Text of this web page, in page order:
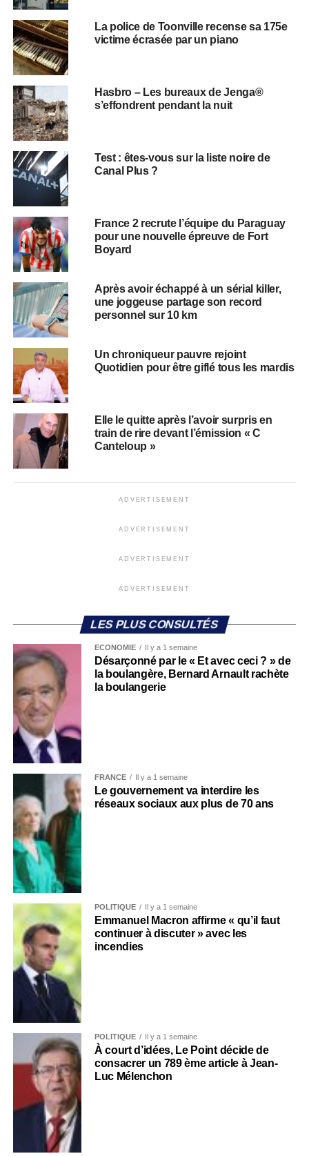
La police de Toonville recense sa 175e
victime écrasée par un piano
Hasbro – Les bureaux de Jenga®
s’effondrent pendant la nuit
Test : êtes-vous sur la liste noire de
Canal Plus ?
France 2 recrute l’équipe du Paraguay
pour une nouvelle épreuve de Fort
Boyard
Après avoir échappé à un sérial killer,
une joggeuse partage son record
personnel sur 10 km
Un chroniqueur pauvre rejoint
Quotidien pour être giflé tous les mardis
Elle le quitte après l’avoir surpris en
train de rire devant l’émission « C
Canteloup »
ADVERTISEMENT
ADVERTISEMENT
ADVERTISEMENT
ADVERTISEMENT
LES PLUS CONSULTÉS
ECONOMIE Il y a 1 semaine
Désarçonné par le « Et avec ceci ? » de
la boulangère, Bernard Arnault rachète
la boulangerie
FRANCE Il y a 1 semaine
Le gouvernement va interdire les
réseaux sociaux aux plus de 70 ans
POLITIQUE Il y a 1 semaine
Emmanuel Macron affirme « qu’il faut
continuer à discuter » avec les
incendies
POLITIQUE Il y a 1 semaine
À court d’idées, Le Point décide de
consacrer un 789 ème article à Jean-
Luc Mélenchon